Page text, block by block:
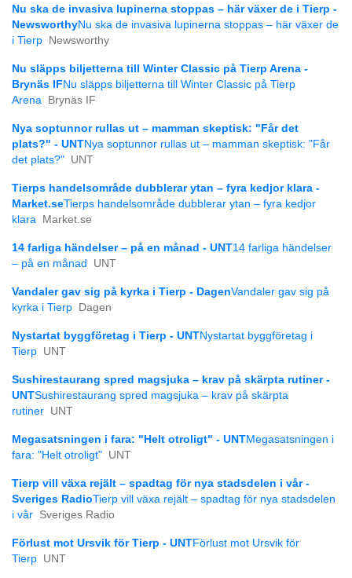
Nu ska de invasiva lupinerna stoppas – här växer de i Tierp -
NewsworthyNu ska de invasiva lupinerna stoppas – här växer de
i Tierp
Newsworthy
Nu släpps biljetterna till Winter Classic på Tierp Arena -
Brynäs IF Nu släpps biljetterna till Winter Classic på Tierp
Arena
Brynäs IF
Nya soptunnor rullas ut – mamman skeptisk: "Får det
plats?" - UNTNya soptunnor rullas ut – mamman skeptisk: "Får
det plats?" UNT
Tierps handelsområde dubblerar ytan – fyra kedjor klara -
Market.seTierps handelsområde dubblerar ytan – fyra kedjor
klara
Market.se
14 farliga händelser – på en månad - UNT14 farliga händelser
– på en månad
UNT
Vandaler gav sig på kyrka i Tierp - DagenVandaler gav sig på
kyrka i Tierp
Dagen
Nystartat byggföretag i Tierp - UNTNystartat byggföretag i
Tierp UNT
Sushirestaurang spred magsjuka – krav på skärpta rutiner -
UNTSushirestaurang spred magsjuka – krav på skärpta
rutiner UNT
Megasatsningen i fara: "Helt otroligt" - UNTMegasatsningen i
fara: "Helt otroligt" UNT
Tierp vill växa rejält – spadtag för nya stadsdelen i vår -
Sveriges RadioTierp vill växa rejält – spadtag för nya stadsdelen
i vår Sveriges Radio
Förlust mot Ursvik för Tierp - UNTFörlust mot Ursvik för
Tierp UNT